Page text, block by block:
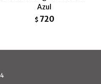
Azul
$ 720